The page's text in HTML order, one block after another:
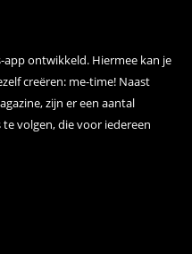
ontwikkeld. Hiermee kan je
creëren: me-time! Naast
zijn er een aantal
volgen, die voor iedereen